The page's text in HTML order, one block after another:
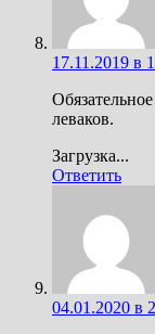
17.11.2019 в
леваков.
Загрузка...
Ответить
04.01.2020 в